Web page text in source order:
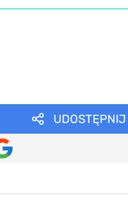
UDOSTĘPNIJ